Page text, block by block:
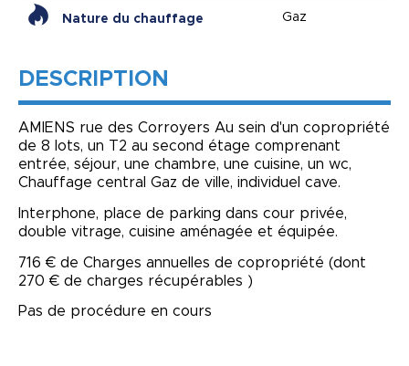
Nature du chauffage Gaz
DESCRIPTION
AMIENS rue des Corroyers Au sein d'un copropriété
de 8 lots, un T2 au second étage comprenant
entrée, séjour, une chambre, une cuisine, un wc,
Chauffage central Gaz de ville, individuel cave.
Interphone, place de parking dans cour privée,
double vitrage, cuisine aménagée et équipée.
716 € de Charges annuelles de copropriété (dont
270 € de charges récupérables )
Pas de procédure en cours